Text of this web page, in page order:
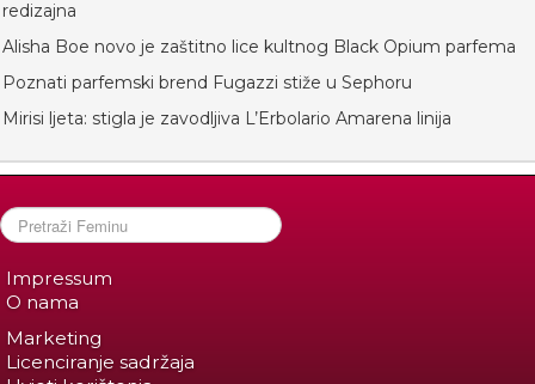
redizajna
Alisha Boe novo je zaštitno lice kultnog Black Opium parfema
Poznati parfemski brend Fugazzi stiže u Sephoru
Mirisi ljeta: stigla je zavodljiva L’Erbolario Amarena linija
Impressum
O nama
Marketing
Licenciranje sadržaja